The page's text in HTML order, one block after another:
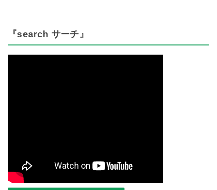
『search サーチ』